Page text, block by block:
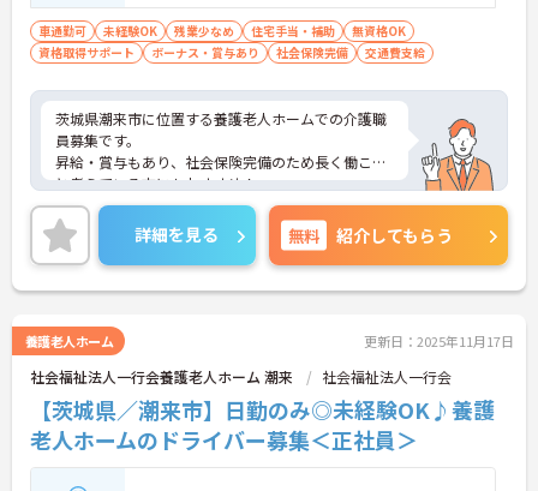
車通勤可 未経験OK 残業少なめ 住宅手当・補助
無資格OK
資格取得サポート
ボーナス・賞与あり 社会保険完備 交通費支給
茨城県潮来市に位置する養護老人ホームでの介護職
員募集です。
昇給・賞与もあり、社会保険完備のため長く働こう
と考えている方にもおすすめ！
経験不問かつ資格不問のため、初めてのお仕事にピ
ッタリ！
ご興味のある方はご面接のポイントをお伝えいたし
ますので、お気軽にご相談ください。
詳細を見る 無料 紹介してもらう
養護老人ホーム 更新日：2025年11月17日
社会福祉法人一行会養護老人ホーム 潮来 社会福祉法人一行会
【茨城県／潮来市】日勤のみ◎未経験OK♪養護
老人ホームのドライバー募集＜正社員＞